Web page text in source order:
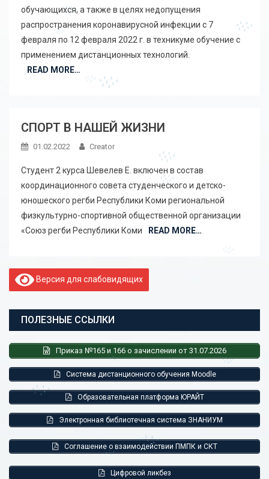
обучающихся, а также в целях недопущения
распространения коронавирусной инфекции с 7
февраля по 12 февраля 2022 г. в техникуме обучение с
применением дистанционных технологий.
READ MORE…
СПОРТ В НАШЕЙ ЖИЗНИ
01.02.2022 Creator
Студент 2 курса Шевелев Е. включен в состав
координационного совета студенческого и детско-
юношеского регби Республики Коми региональной
физкультурно-спортивной общественной организации
«Союз регби Республики Коми
READ MORE…
Версия для слабовидящих
ПОЛЕЗНЫЕ ССЫЛКИ
Приказ №165 и 166 о зачислении от 31.07.2026
Система дистанционного обучения Moodle
Образовательная платформа ЮРАЙТ
Электронная библиотечная система ЗНАНИУМ
Соглашение о взаимодействии ПМПК и СКТ
Цифровой ликбез